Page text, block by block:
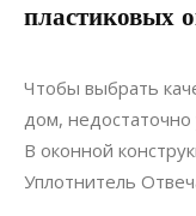
пластиковых
18.01.2021
Чтобы выбрать
дом, недостаточно
В оконной
Уплотнитель